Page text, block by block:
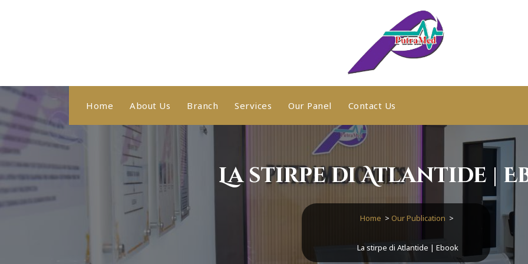
Home About Us Branch Services Our Panel Contact Us
La stirpe di Atlantide |
Home > Our Publication >
La stirpe di Atlantide | Ebook